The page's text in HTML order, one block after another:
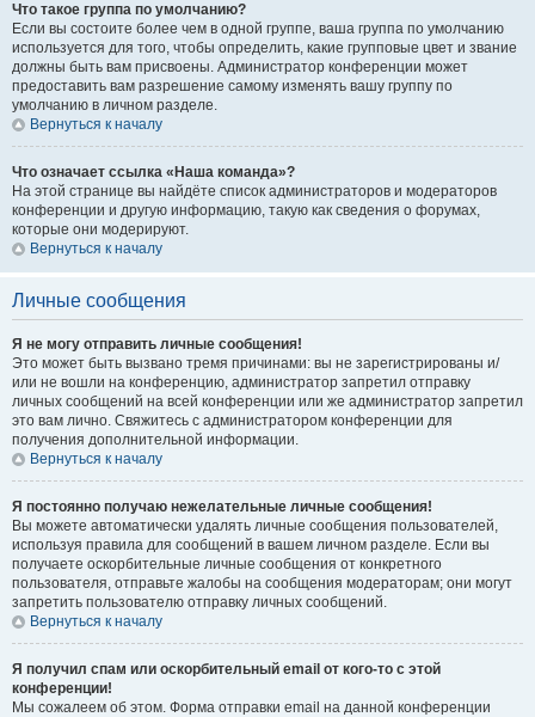
Что такое группа по умолчанию?
Если вы состоите более чем в одной группе, ваша группа по умолчанию
используется для того, чтобы определить, какие групповые цвет и звание
должны быть вам присвоены. Администратор конференции может
предоставить вам разрешение самому изменять вашу группу по
умолчанию в личном разделе.
Вернуться к началу
Что означает ссылка «Наша команда»?
На этой странице вы найдёте список администраторов и модераторов
конференции и другую информацию, такую как сведения о форумах,
которые они модерируют.
Вернуться к началу
Личные сообщения
Я не могу отправить личные сообщения!
Это может быть вызвано тремя причинами: вы не зарегистрированы и/
или не вошли на конференцию, администратор запретил отправку
личных сообщений на всей конференции или же администратор запретил
это вам лично. Свяжитесь с администратором конференции для
получения дополнительной информации.
Вернуться к началу
Я постоянно получаю нежелательные личные сообщения!
Вы можете автоматически удалять личные сообщения пользователей,
используя правила для сообщений в вашем личном разделе. Если вы
получаете оскорбительные личные сообщения от конкретного
пользователя, отправьте жалобы на сообщения модераторам; они могут
запретить пользователю отправку личных сообщений.
Вернуться к началу
Я получил спам или оскорбительный email от кого-то с этой
конференции!
Мы сожалеем об этом. Форма отправки email на данной конференции